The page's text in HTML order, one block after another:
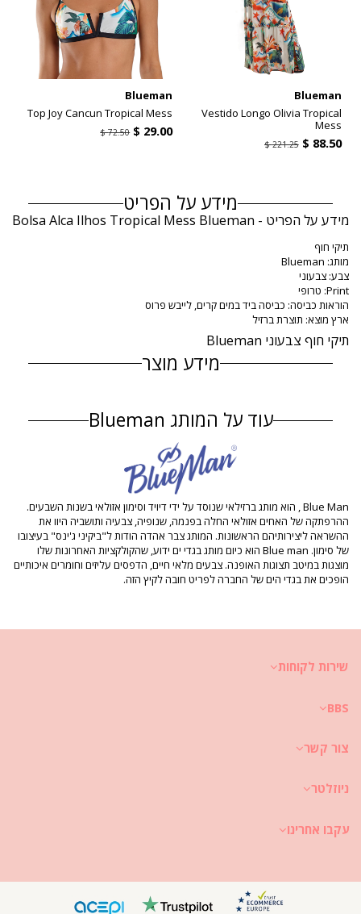
Blueman
Vestido Longo Olivia Tropical
Mess
‏88.50 $
‏221.25 $
Blueman
Top Joy Cancun Tropical Mess
‏29.00 $
‏72.50 $
מידע על הפריט
מידע על הפריט - Bolsa Alca Ilhos Tropical Mess Blueman
תיקי חוף
מותג: Blueman
צבע: צבעוני
Print: טרופי
הוראות כביסה: כביסה ביד במים קרים, לייבש פרוס
ארץ מוצא: תוצרת ברזיל
תיקי חוף צבעוני Blueman
מידע מוצר
HS CODE: 4202.12.1000
SKU: 1987002399
ההדפסה אינה מדויקת ועלולה להשתנות בהתאם ‏לגזירה
תמונות משודרגות
הוראות כביסה וטיפול
הוראות טיפול עבור: ‏ Blueman Bolsa Alca Ilhos Tropical
Mess
כביסה בהתאם לנאמר בתווית השימוש.
טלק עבור כתמים שמנוניים. לכתמים האחרים יש להשתמש במטלית, מים ומי חמצן.
עוד על המותג Blueman
Blue Man , הוא מותג ברזילאי שנוסד על ידי דיויד וסימון אזולאי בשנות השבעים.
ההרפתקה של האחים אזולאי החלה בפנמה, שנופיה, צבעיה ותושביה היוו את
ההשראה ליצירותיהם הראשונות. המותג צבר אהדה הודות ל"ביקיני ג'ינס" בעיצובו
של סימון. Blue man הוא כיום מותג בגדי ים ידוע, שהקולקציות האחרונות שלו
מוצגות במיטב תצוגות האופנה. צבעים מלאי חיים, הדפסים עליזים וחומרים איכותיים
הופכים את בגדי הים של החברה לפריט חובה לקיץ הזה.
שירות לקוחות
BBS
צור קשר
ניוזלטר
עקבו אחרינו